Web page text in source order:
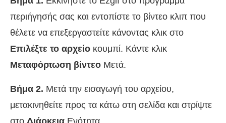
περιήγησής σας και εντοπίστε το βίντεο κλιπ που
θέλετε να επεξεργαστείτε κάνοντας κλικ στο
Επιλέξτε το αρχείο κουμπί. Κάντε κλικ
Μεταφόρτωση βίντεο Μετά.
Βήμα 2. Μετά την εισαγωγή του αρχείου,
μετακινηθείτε προς τα κάτω στη σελίδα και στρίψτε